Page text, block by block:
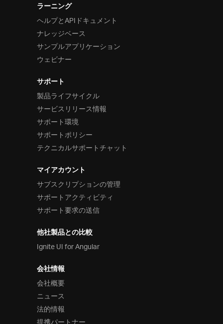
ラーニング
ヘルプとAPIドキュメント
ナレッジベース
サンプルアプリケーション
ウェビナー
サポート
製品ライフサイクル
サービスリリース情報
サポート環境
サポートポリシー
テクニカルサポートチャット
マイアカウント
サブスクリプションの管理
サポートアクティビティ
サポート要求の送信
他社製品との比較
Ignite UI for Angular
会社情報
会社概要
ニュース
法的情報